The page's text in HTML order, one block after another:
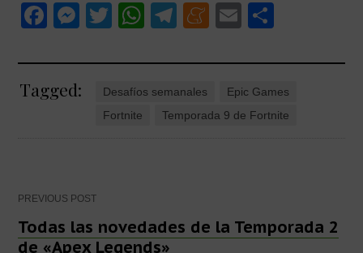
F
c
e
k
M
ss
e
T
tt
er
W
at
s
T
e
gr
a
M
n
a
E
ail m
p
ar
Tagged: Desafíos semanales
Epic Games
Fortnite
Temporada 9 de Fortnite
Post
PREVIOUS POST
Todas las novedades de la Temporada 2
de «Apex Legends»